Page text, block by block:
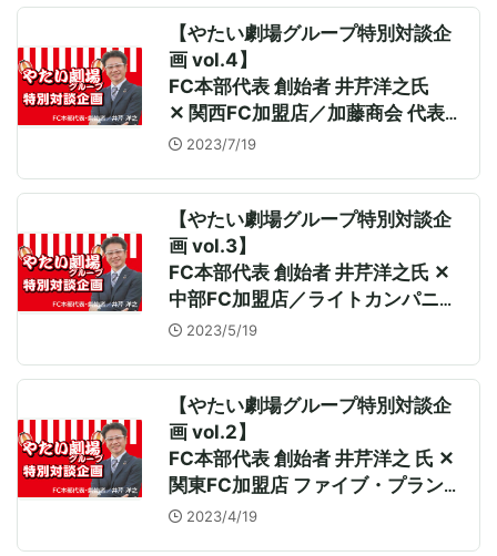
【やたい劇場グループ特別対談企
画 vol.4】
FC本部代表 創始者 井芹洋之氏
✕ 関西FC加盟店／加藤商会 代表取
締役 加藤誠一氏
2023/7/19
【やたい劇場グループ特別対談企
画 vol.3】
FC本部代表 創始者 井芹洋之氏 ✕
中部FC加盟店／ライトカンパニー
深見秀隆氏／古川泰紀氏／堀功二
2023/5/19
【やたい劇場グループ特別対談企
画 vol.2】
FC本部代表 創始者 井芹洋之 氏 ✕
関東FC加盟店 ファイブ・プランニ
ング 東原明 氏／森江潤 氏
2023/4/19